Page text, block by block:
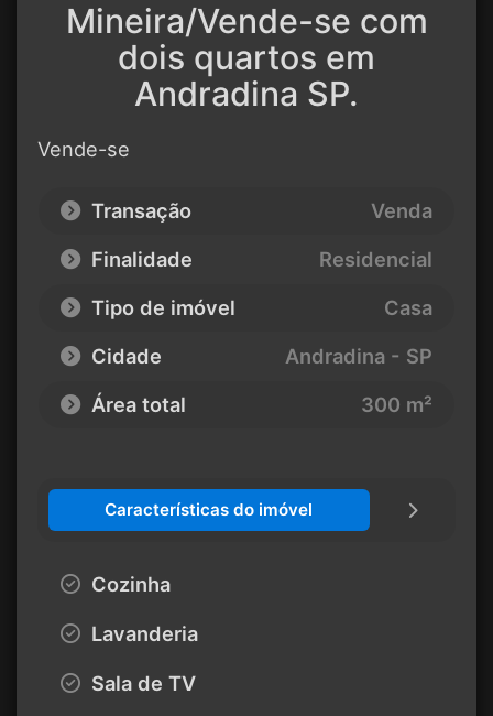
Mineira/Vende-se com
dois quartos em
Andradina SP.
Vende-se
Transação
Venda
Finalidade
Residencial
Tipo de imóvel
Casa
Cidade
Andradina - SP
Área total
300 m²
Características do imóvel
Cozinha
Lavanderia
Sala de TV